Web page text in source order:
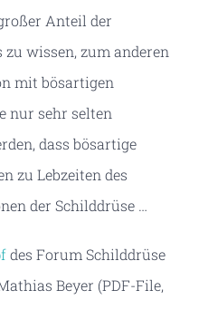
Anteil der
wissen, zum anderen
mit bösartigen
nur sehr selten
dass bösartige
zu Lebzeiten des
der Schilddrüse …
des Forum Schilddrüse
Beyer (PDF-File,